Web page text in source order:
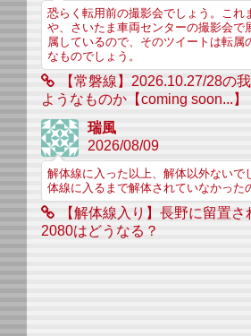
恐らく転用前の撮影会でしょう。これ
や、さいたま車両センターの撮影会で
属しているので、そのツイートは転属
なものでしょう。
【常磐線】2026.10.27/28の
ようなものか【coming soon...】
瑞風
2026/08/09
解体線に入った以上、解体以外ないで
体線に入るまで解体されていなかった
【解体線入り】長野に留置
2080はどうなる？